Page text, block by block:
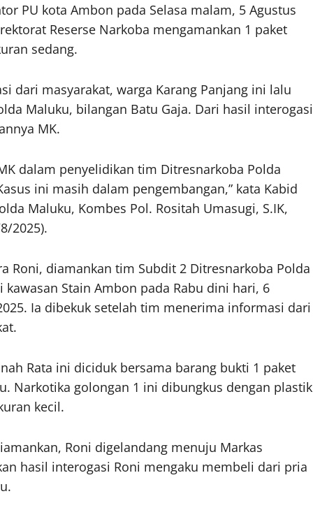
PU kota Ambon pada Selasa malam, 5 Agustus
Reserse Narkoba mengamankan 1 paket
sedang.
dari masyarakat, warga Karang Panjang ini lalu
Maluku, bilangan Batu Gaja. Dari hasil
MK.
dalam penyelidikan tim Ditresnarkoba Polda
ini masih dalam pengembangan,” kata Kabid
Maluku, Kombes Pol. Rositah Umasugi, S.IK,
2025).
Roni, diamankan tim Subdit 2 Ditresnarkoba Polda
kawasan Stain Ambon pada Rabu dini hari, 6
Ia dibekuk setelah tim menerima informasi dari
Rata ini diciduk bersama barang bukti 1 paket
Narkotika golongan 1 ini dibungkus dengan plastik
kecil.
Roni digelandang menuju Markas
hasil interogasi Roni mengaku membeli dari pria